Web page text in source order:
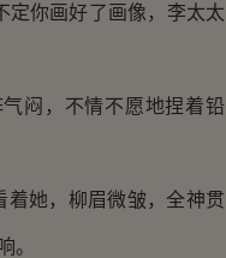
你画好了画像，李太太
闷，不情不愿地捏着铅
她，柳眉微皱，全神贯
。